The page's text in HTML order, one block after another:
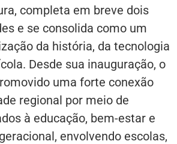
completa em breve dois
e se consolida como um
da história, da tecnologia
Desde sua inauguração, o
uma forte conexão
regional por meio de
à educação, bem-estar e
envolvendo escolas,